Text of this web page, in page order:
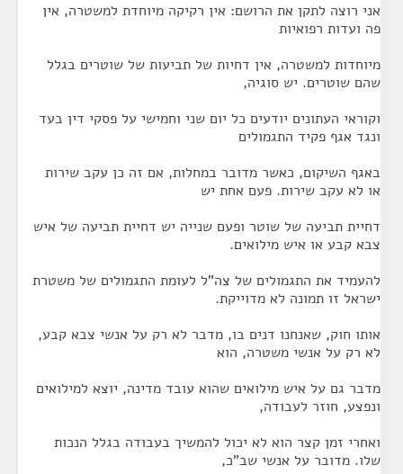
אני רוצה לתקן את הרושם: אין רקיקה מיוחדת למשטרה, אין
פה ועדות רפואיות
מיוחדות למשטרה, אין דחיות של תביעות של שוטרים בגלל
שהם שוטרים. יש סוגיה,
וקוראי העתונים יודעים כל יום שני וחמישי על פסקי דין בעד
ונגד אגף פקיד התגמולים
באגף השיקום, כאשר מדובר במחלות, אם זה כן עקב שירות
או לא עקב שירות. פעם אחת יש
דחיית תביעה של שוטר ופעם שנייה יש דחיית תביעה של איש
צבא קבע או איש מילואים.
להעמיד את התגמולים של צה"ל לעומת התגמולים של משטרת
ישראל זו תמונה לא מדוייקת.
אותו חוק, שאנחנו דנים בו, מדבר לא רק על אנשי צבא קבע,
לא רק על אנשי משטרה, הוא
מדבר גם על איש מילואים שהוא עובד מדינה, יוצא למילואים
ונפצע, חוזר לעבודה,
ואחרי זמן קצר הוא לא יכול להמשיך בעבודה בגלל הנכות
שלו. מדובר על אנשי שב"כ,